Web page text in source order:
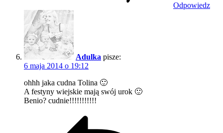
Odpowiedz
Adulka pisze:
6 maja 2014 o 19:12
ohhh jaka cudna Tolina 🙂
A festyny wiejskie mają swój urok 🙂
Benio? cudnie!!!!!!!!!!!